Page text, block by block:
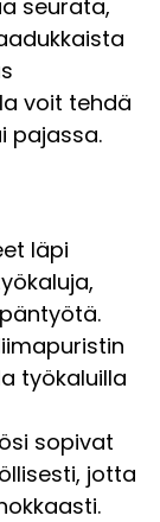
seurata,
voit tehdä
pajassa.
läpi
työkaluilla
sopivat
jotta